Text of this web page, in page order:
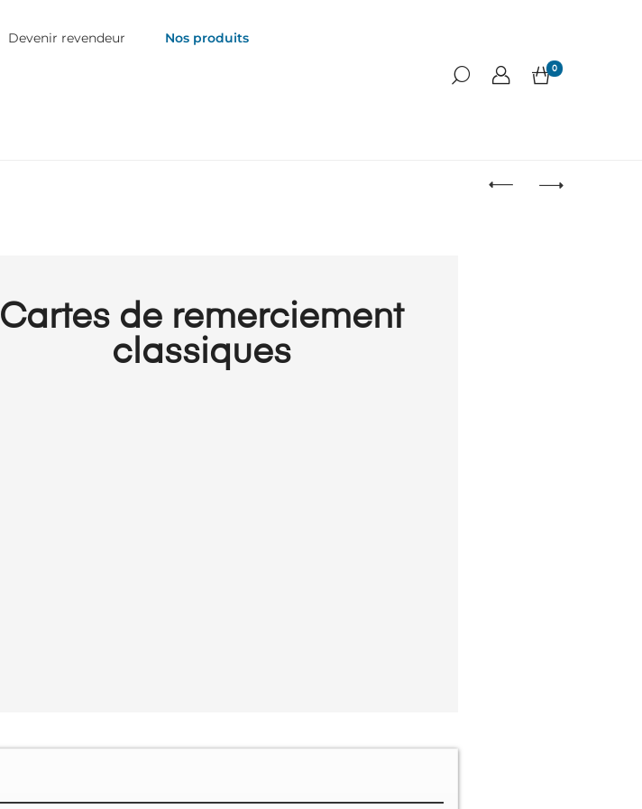
Devenir revendeur Nos produits
0
Cartes de remerciement
classiques